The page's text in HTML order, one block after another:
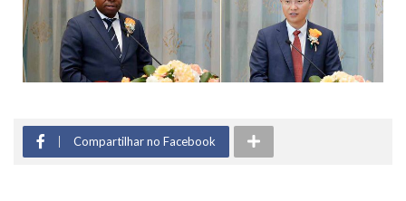
Compartilhar no Facebook